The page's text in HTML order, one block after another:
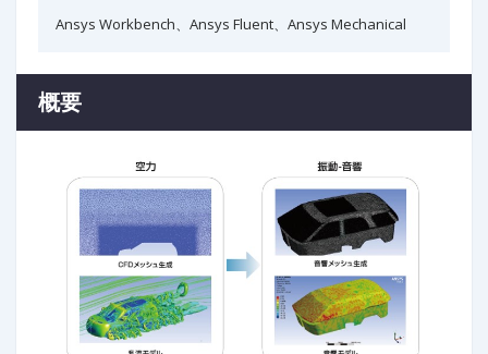
Ansys Workbench、Ansys Fluent、Ansys Mechanical
概要